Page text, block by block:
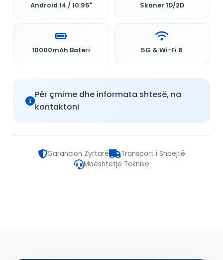
Android 14 / 10.95" Skaner 1D/2D
10000mAh Bateri 5G & Wi-Fi 6
Për çmime dhe informata shtesë, na
kontaktoni
Garancion Zyrtarë
Transport i Shpejtë
Mbështetje Teknike